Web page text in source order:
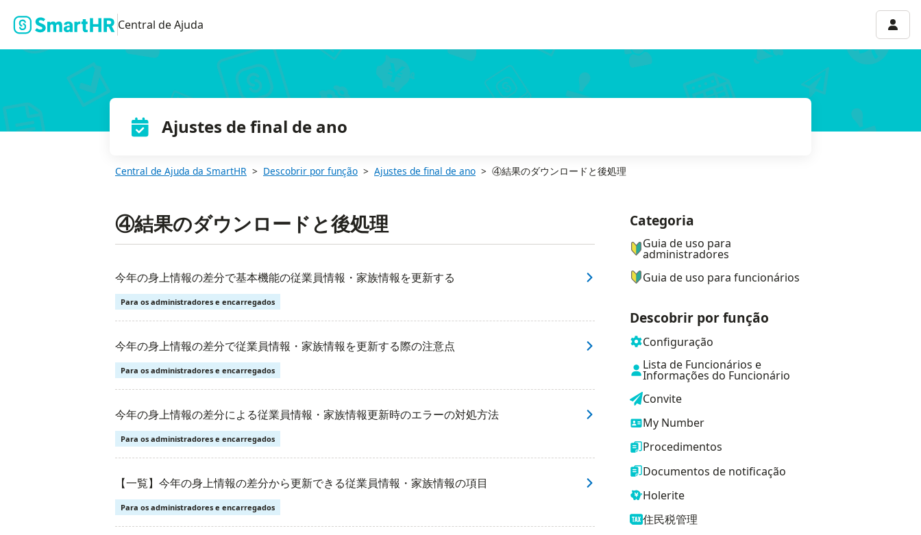
Central de Ajuda
Ajustes de final de ano
Central de Ajuda da SmartHR Descobrir por função Ajustes de final de ano ④結果のダウンロードと後処理
④結果のダウンロードと後処理
今年の身上情報の差分で基本機能の従業員情報・家族情報を更新する
Para os administradores e encarregados
今年の身上情報の差分で従業員情報・家族情報を更新する際の注意点
Para os administradores e encarregados
今年の身上情報の差分による従業員情報・家族情報更新時のエラーの対処方法
Para os administradores e encarregados
【一覧】今年の身上情報の差分から更新できる従業員情報・家族情報の項目
Para os administradores e encarregados
ナビゲーションメニュー
Categoria
Guia de uso para
administradores
Guia de uso para funcionários
Descobrir por função
Configuração
Lista de Funcionários e
Informações do Funcionário
Convite
My Number
Procedimentos
Documentos de notificação
Holerite
住民税管理